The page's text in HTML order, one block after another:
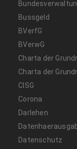
Bussgeld
BVerfG
BVerwG
Charta der
Charta der
CISG
Corona
Darlehen
Datenschutz